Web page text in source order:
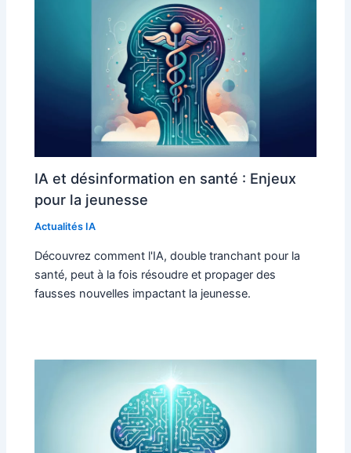
IA et désinformation en santé : Enjeux
pour la jeunesse
Actualités IA
Découvrez comment l'IA, double tranchant pour la
santé, peut à la fois résoudre et propager des
fausses nouvelles impactant la jeunesse.